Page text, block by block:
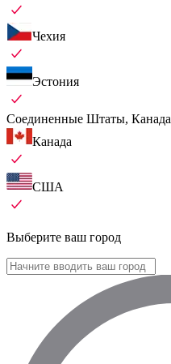
Чехия
Эстония
Соединенные Штаты, Канада
Канада
США
Выберите ваш город